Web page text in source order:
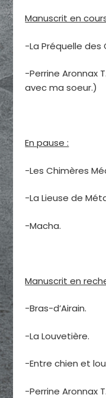
Manuscrit en
-La Préquelle des
-Perrine Aronnax
avec ma soeur.)
En pause :
-Les Chimères
-La Lieuse de
-Macha.
Manuscrit en
-Bras-d’Airain.
-La Louvetière.
-Entre chien et
-Perrine Aronnax